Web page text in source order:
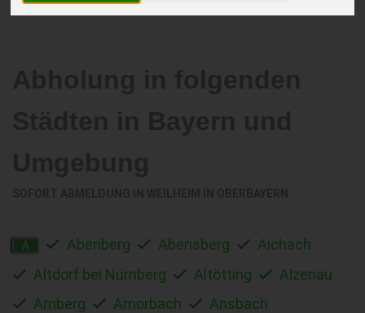
A Abenberg Abensberg
Aichach
Altdorf bei Nürnberg
Altötting
Alzenau
Amberg
Amorbach
Ansbach